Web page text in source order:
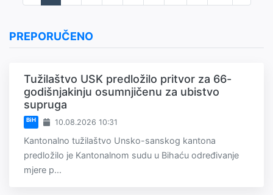
PREPORUČENO
Tužilaštvo USK predložilo pritvor za 66-
godišnjakinju osumnjičenu za ubistvo
supruga
BiH 10.08.2026 10:31
Kantonalno tužilaštvo Unsko-sanskog kantona
predložilo je Kantonalnom sudu u Bihaću određivanje
mjere p...